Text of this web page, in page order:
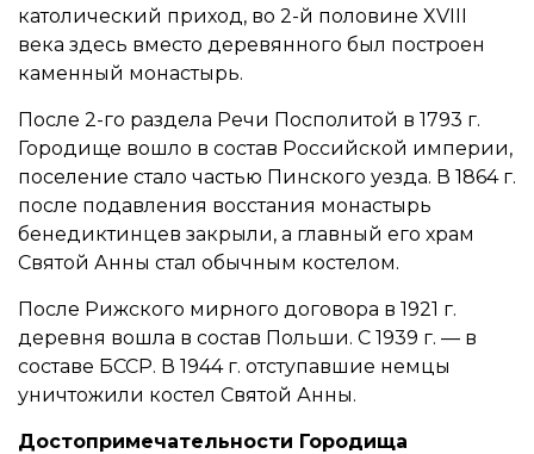
католический приход, во 2-й половине XVIII
века здесь вместо деревянного был построен
каменный монастырь.
После 2-го раздела Речи Посполитой в 1793 г.
Городище вошло в состав Российской империи,
поселение стало частью Пинского уезда. В 1864 г.
после подавления восстания монастырь
бенедиктинцев закрыли, а главный его храм
Святой Анны стал обычным костелом.
После Рижского мирного договора в 1921 г.
деревня вошла в состав Польши. С 1939 г. — в
составе БССР. В 1944 г. отступавшие немцы
уничтожили костел Святой Анны.
Достопримечательности Городища